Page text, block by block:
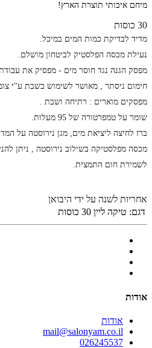
מיחם איכותי תוצרת הארץ!
30 כוסות
מדיד לבדיקת כמות המים במיכל.
נעילת מכסה הפלסטיק לביטחון מושלם.
מפסק הגנה נגד חוסר מים - מפסיק את
חימום ניסתר , מאושר לשימוש בשבת ע"י
מפסקים מוארים : רתיחה ושבת .
שומר על טמפרטורה של 95 מעלות.
ברז לחיצה ליציאת מים, מגן נירוסטה על
מכסה מפלסטיקה בשילוב נירוסטה , ניתן
לשמירת חום התמצית.
אחריות לשנה על ידי היבואן
דגם: טיקה ליין 30 כוסות
אודות
אודות
mail@salonyam.co.il
026245537